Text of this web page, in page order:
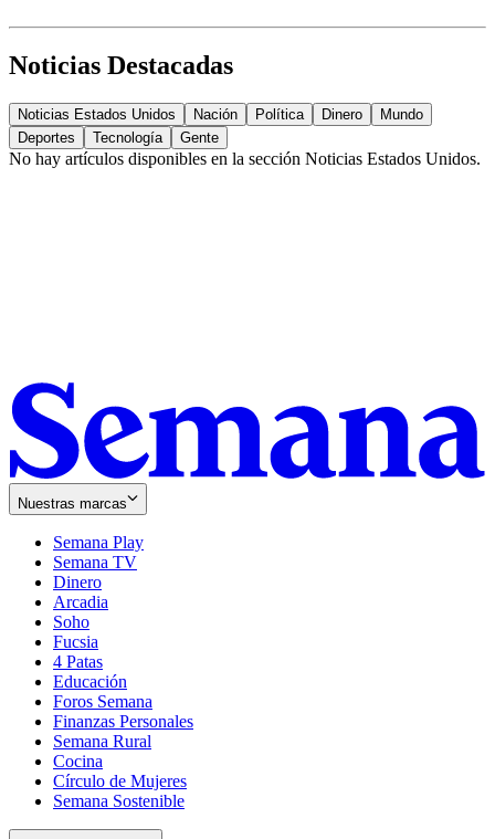
Noticias Destacadas
Noticias Estados Unidos Nación Política Dinero
Mundo
Deportes
Tecnología Gente
No hay artículos disponibles en la sección Noticias Estados Unidos.
Nuestras marcas
Semana Play
Semana TV
Dinero
Arcadia
Soho
in
new
window
Fucsia
in
new
window
4 Patas
Educación
Foros Semana
Finanzas Personales
Semana Rural
Cocina
Círculo de Mujeres
Semana Sostenible